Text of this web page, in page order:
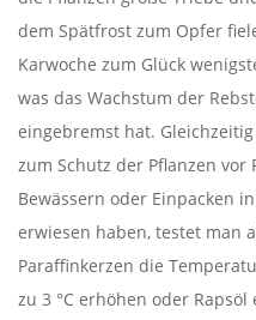
dem Spätfrost zum Opfer
Karwoche zum Glück
was das Wachstum der
eingebremst hat.
zum Schutz der Pflanzen
Bewässern oder Einpacken
erwiesen haben, testet man
Paraffinkerzen die
zu 3 °C erhöhen oder